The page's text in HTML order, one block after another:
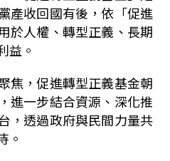
產收回國有後，依「促進
於人權、轉型正義、長期
益。
焦，促進轉型正義基金朝
進一步結合資源、深化推
，透過政府與民間力量共
。